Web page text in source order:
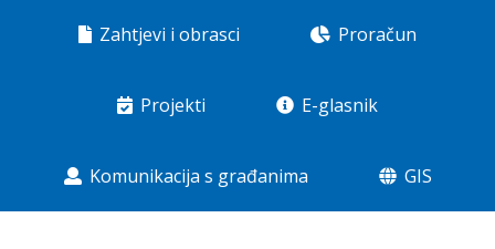
Zahtjevi i obrasci Proračun
Projekti E-glasnik
Komunikacija s građanima GIS